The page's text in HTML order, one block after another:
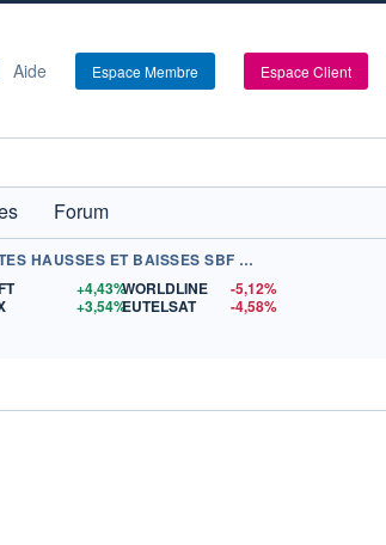
Aide Espace Membre Espace Client
Forum
+ FORTES HAUSSES ET BAISSES SBF 120
+4,43%
+3,54%
WORLDLINE
-5,12%
EUTELSAT
-4,58%